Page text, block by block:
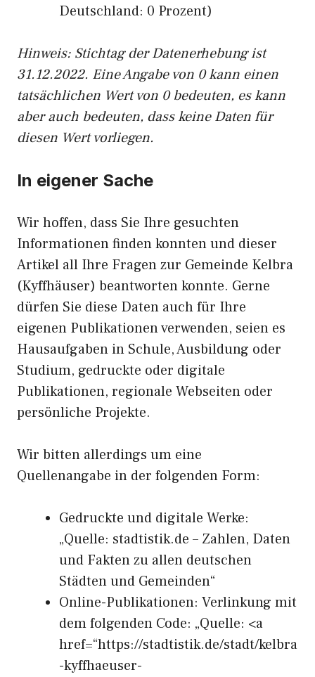
Deutschland: 0 Prozent)
Hinweis: Stichtag der Datenerhebung ist
31.12.2022. Eine Angabe von 0 kann einen
tatsächlichen Wert von 0 bedeuten, es kann
aber auch bedeuten, dass keine Daten für
diesen Wert vorliegen.
In eigener Sache
Wir hoffen, dass Sie Ihre gesuchten
Informationen finden konnten und dieser
Artikel all Ihre Fragen zur Gemeinde Kelbra
(Kyffhäuser) beantworten konnte. Gerne
dürfen Sie diese Daten auch für Ihre
eigenen Publikationen verwenden, seien es
Hausaufgaben in Schule, Ausbildung oder
Studium, gedruckte oder digitale
Publikationen, regionale Webseiten oder
persönliche Projekte.
Wir bitten allerdings um eine
Quellenangabe in der folgenden Form:
Gedruckte und digitale Werke:
„Quelle: stadtistik.de – Zahlen, Daten
und Fakten zu allen deutschen
Städten und Gemeinden“
Online-Publikationen: Verlinkung mit
dem folgenden Code: „Quelle: <a
href=“https://stadtistik.de/stadt/kelbra
-kyffhaeuser-